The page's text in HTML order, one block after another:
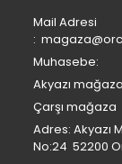
Mail Adresi
:
Muhasebe:
Akyazı
Çarşı
Adres: Akyazı
No:24 52200